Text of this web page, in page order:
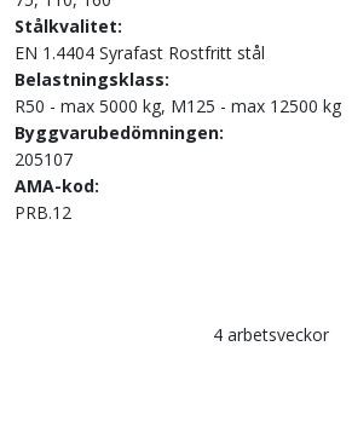
Stålkvalitet:
EN 1.4404 Syrafast Rostfritt stål
Belastningsklass:
R50 - max 5000 kg, M125 - max 12500 kg
Byggvarubedömningen:
205107
AMA-kod:
PRB.12
4 arbetsveckor